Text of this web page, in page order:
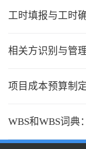
相关方识别与管
WBS和WBS词典